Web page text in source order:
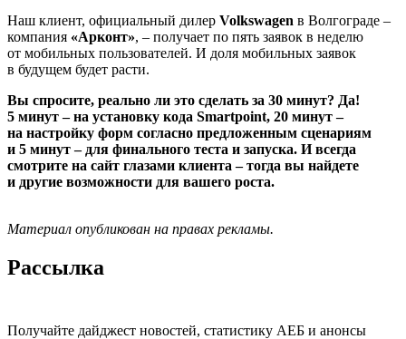
Наш клиент, официальный дилер Volkswagen в Волгограде –
компания «Арконт», – получает по пять заявок в неделю
от мобильных пользователей. И доля мобильных заявок
в будущем будет расти.
Вы спросите, реально ли это сделать за 30 минут? Да!
5 минут – на установку кода Smartpoint, 20 минут –
на настройку форм согласно предложенным сценариям
и 5 минут – для финального теста и запуска. И всегда
смотрите на сайт глазами клиента – тогда вы найдете
и другие возможности для вашего роста.
Материал опубликован на правах рекламы.
Рассылка
Получайте дайджест новостей, статистику АЕБ и анонсы